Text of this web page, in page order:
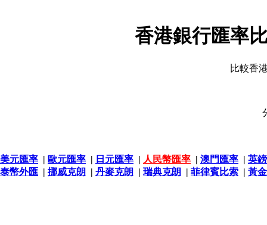
香港銀行匯率
比較香
美元匯率 | 歐元匯率 | 日元匯率 | 人民幣匯率 | 澳門匯率 | 英
泰幣外匯 | 挪威克朗 | 丹麥克朗 | 瑞典克朗 | 菲律賓比索 | 黃